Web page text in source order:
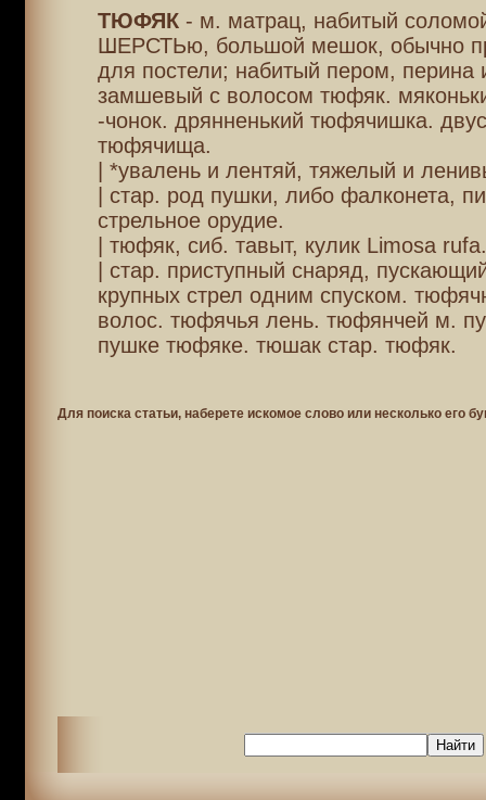
ТЮФЯК- м. матрац, набитый
ШЕРСТЬю, большой мешок, обычно
для постели; набитый пером, перина
замшевый с волосом тюфяк.
-чонок. дрянненький тюфячишка.
тюфячища.
| *увалень и лентяй, тяжелый и
| стар. род пушки, либо фалконета,
стрельное орудие.
| тюфяк, сиб. тавыт, кулик Limosa rufa.
| стар. приступный снаряд,
крупных стрел одним спуском.
волос. тюфячья лень. тюфянчей м.
пушке тюфяке. тюшак стар. тюфяк.
Для поиска статьи, наберете искомое слово или несколько его